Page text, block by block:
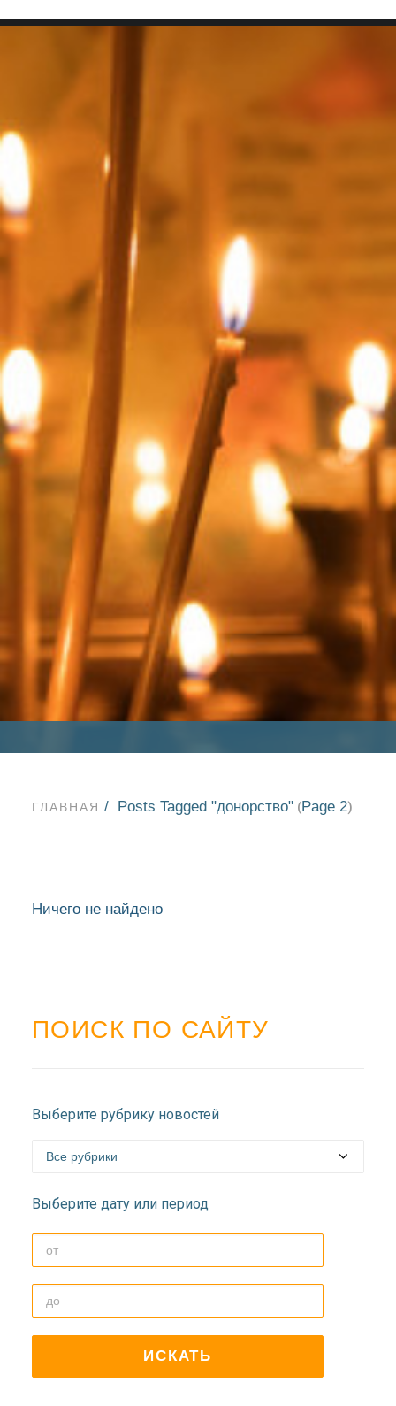
SEARCH
НОВОСТИ
БЛАГОЧИНИЯ
ДОЛГОПРУДНЕНСКОЕ
СЕРГИЕВО-ПОСАДСКОЙ
ЕПАРХИИ
ГЛАВНАЯ Posts Tagged "донорство" (Page 2)
Ничего не найдено
ПОИСК ПО САЙТУ
Выберите рубрику новостей
Выберите дату или период